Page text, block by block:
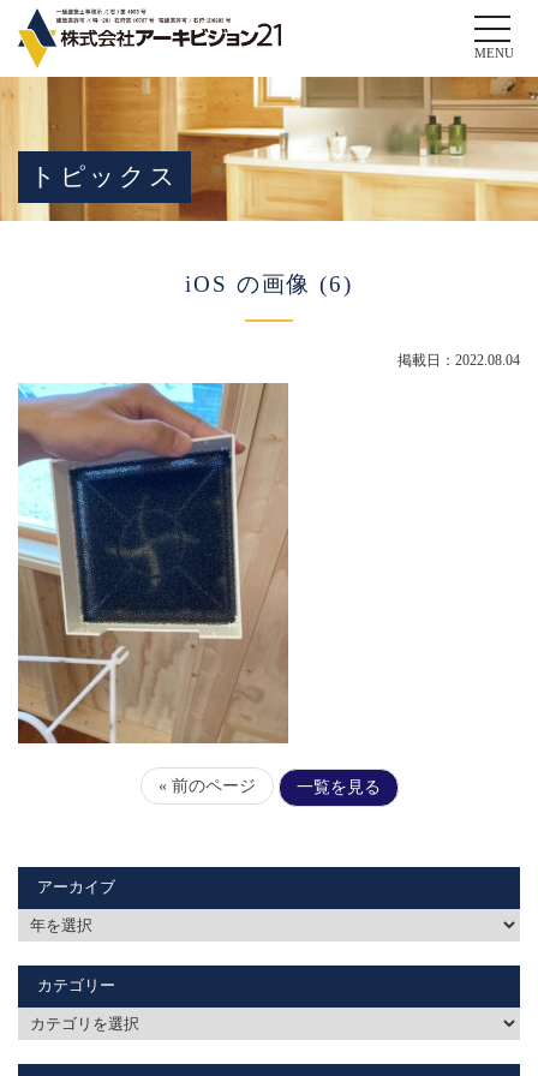
Toggle
MENU
トピックス
iOS の画像 (6)
掲載日：2022.08.04
« 前のページ 一覧を見る
アーカイブ
カテゴリー